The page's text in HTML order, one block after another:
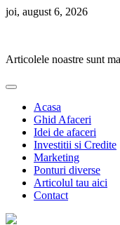
Skip
joi, august 6, 2026
Articolele noastre sunt
Acasa
Ghid Afaceri
Idei de afaceri
Investitii si Credite
Marketing
Ponturi diverse
Articolul tau aici
Contact